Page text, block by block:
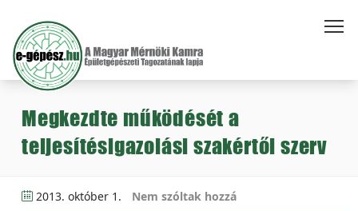
Megkezdte működését a
teljesítésigazolási szakértői szerv
2013. október 1. Nem szóltak hozzá